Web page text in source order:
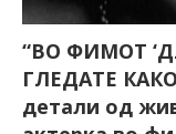
“ВО ФИМОТ
ГЛЕДАТЕ
детали од